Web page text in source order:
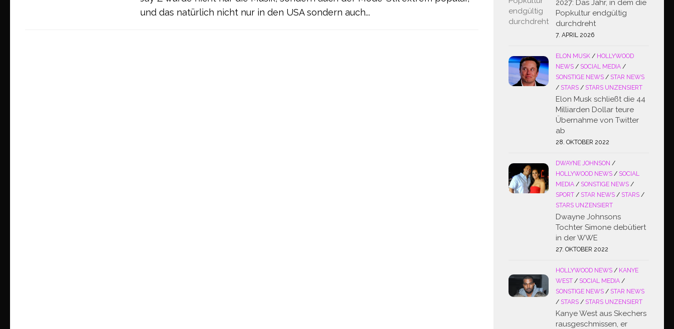
und das natürlich nicht nur in den USA sondern auch...
2027: Das Jahr, in dem die
Popkultur endgültig
durchdreht
7. APRIL 2026
ELON MUSK / HOLLYWOOD
NEWS / SOCIAL MEDIA /
SONSTIGE NEWS / STAR NEWS
/ STARS / STARS UNZENSIERT
Elon Musk schließt die 44
Milliarden Dollar teure
Übernahme von Twitter
ab
28. OKTOBER 2022
DWAYNE JOHNSON /
HOLLYWOOD NEWS / SOCIAL
MEDIA / SONSTIGE NEWS /
SPORT / STAR NEWS / STARS /
STARS UNZENSIERT
Dwayne Johnsons
Tochter Simone debütiert
in der WWE
27. OKTOBER 2022
HOLLYWOOD NEWS / KANYE
WEST / SOCIAL MEDIA /
SONSTIGE NEWS / STAR NEWS
/ STARS / STARS UNZENSIERT
Kanye West aus Skechers
rausgeschmissen, er